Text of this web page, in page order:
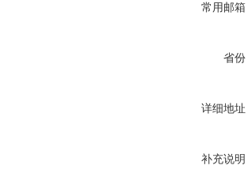
常用邮箱
省份
详细地址
补充说明